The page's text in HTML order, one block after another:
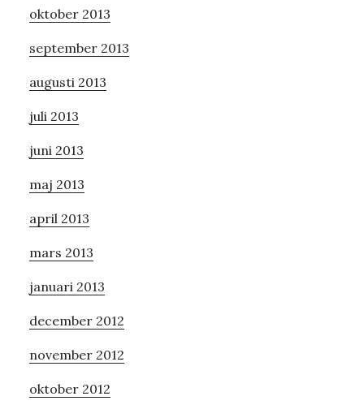
oktober 2013
september 2013
augusti 2013
juli 2013
juni 2013
maj 2013
april 2013
mars 2013
januari 2013
december 2012
november 2012
oktober 2012